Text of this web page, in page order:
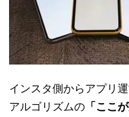
インスタ側からアプリ
アルゴリズムの 「ここ